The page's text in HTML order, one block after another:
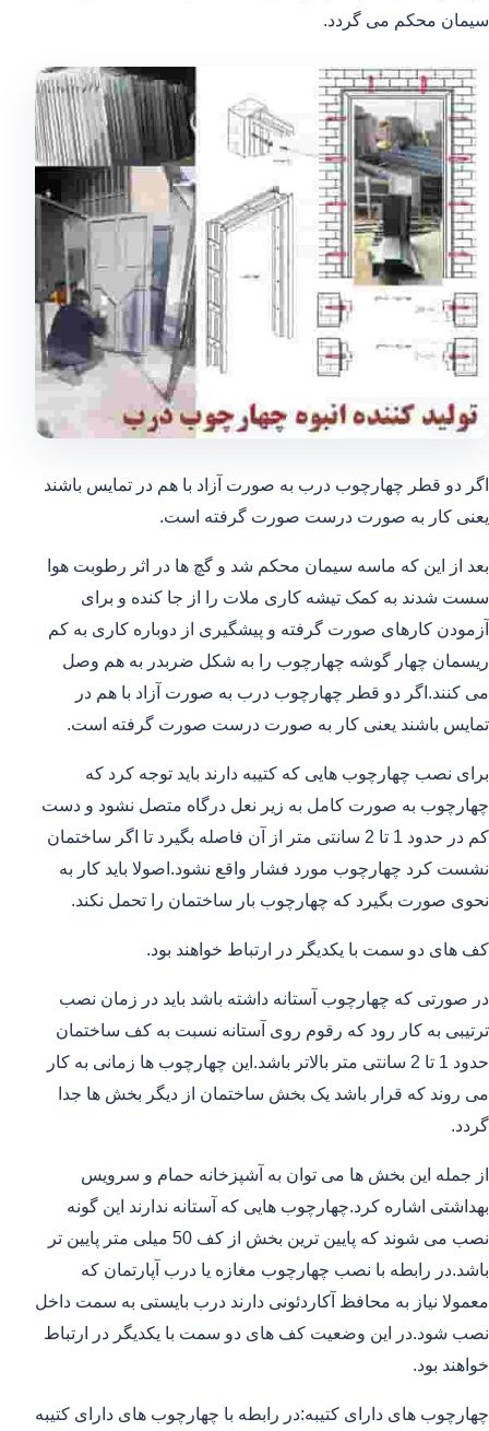
سیمان محکم می گردد.
اگر دو قطر چهارچوب درب به صورت آزاد با هم در تمایس باشند
یعنی کار به صورت درست صورت گرفته است.
بعد از این که ماسه سیمان محکم شد و گچ ها در اثر رطوبت هوا
سست شدند به کمک تیشه کاری ملات را از جا کنده و برای
آزمودن کارهای صورت گرفته و پیشگیری از دوباره کاری به کم
ریسمان چهار گوشه چهارچوب را به شکل ضربدر به هم وصل
می کنند.اگر دو قطر چهارچوب درب به صورت آزاد با هم در
تمایس باشند یعنی کار به صورت درست صورت گرفته است.
برای نصب چهارچوب هایی که کتیبه دارند باید توجه کرد که
چهارچوب به صورت کامل به زیر نعل درگاه متصل نشود و دست
کم در حدود 1 تا 2 سانتی متر از آن فاصله بگیرد تا اگر ساختمان
نشست کرد چهارچوب مورد فشار واقع نشود.اصولا باید کار به
نحوی صورت بگیرد که چهارچوب بار ساختمان را تحمل نکند.
کف های دو سمت با یکدیگر در ارتباط خواهند بود.
در صورتی که چهارچوب آستانه داشته باشد باید در زمان نصب
ترتیبی به کار رود که رقوم روی آستانه نسبت به کف ساختمان
حدود 1 تا 2 سانتی متر بالاتر باشد.این چهارچوب ها زمانی به کار
می روند که قرار باشد یک بخش ساختمان از دیگر بخش ها جدا
گردد.
از جمله این بخش ها می توان به آشپزخانه حمام و سرویس
بهداشتی اشاره کرد.چهارچوب هایی که آستانه ندارند این گونه
نصب می شوند که پایین ترین بخش از کف 50 میلی متر پایین تر
باشد.در رابطه با نصب چهارچوب مغازه یا درب آپارتمان که
معمولا نیاز به محافظ آکاردئونی دارند درب بایستی به سمت داخل
نصب شود.در این وضعیت کف های دو سمت با یکدیگر در ارتباط
خواهند بود.
چهارچوب های دارای کتیبه:در رابطه با چهارچوب های دارای کتیبه